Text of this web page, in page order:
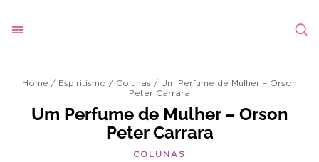
Home / Espiritismo / Colunas / Um Perfume de Mulher – Orson
Peter Carrara
Um Perfume de Mulher – Orson
Peter Carrara
COLUNAS